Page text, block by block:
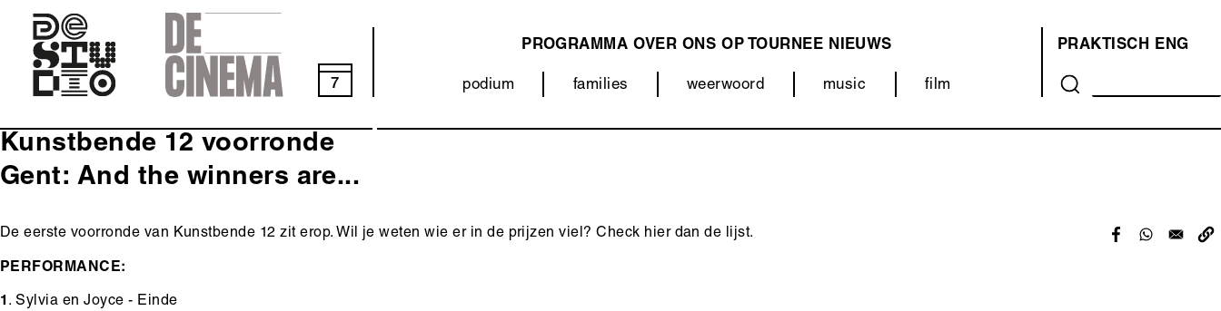
main
navigation
7
Categorieën
(menu)
podium families weerwoord music film
NAVIGATION
PROGRAMMA OVER ONS OP TOURNEE NIEUWS
OVER
ONS
(MENU)
PRAKTISCH ENG
Kunstbende 12 voorronde
Gent: And the winners are...
Body
De eerste voorronde van Kunstbende 12 zit erop. Wil je weten wie er in de prijzen viel? Check hier dan de lijst.
PERFORMANCE:
1 . Sylvia en Joyce - Einde